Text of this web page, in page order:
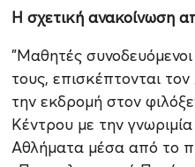
Η σχετική ανακοίνωση
"Μαθητές
τους, επισκέπτονται
την εκδρομή στον
Κέντρου με την
Αθλήματα μέσα από το